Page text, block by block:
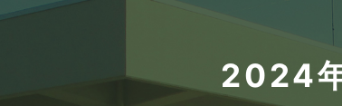
2024